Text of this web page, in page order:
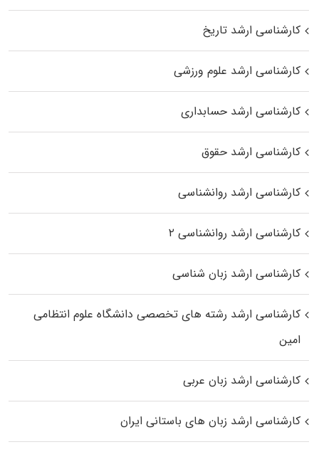
کارشناسی ارشد تاریخ
کارشناسی ارشد علوم ورزشی
کارشناسی ارشد حسابداری
کارشناسی ارشد حقوق
کارشناسی ارشد روانشناسی
کارشناسی ارشد روانشناسی ۲
کارشناسی ارشد زبان شناسی
کارشناسی ارشد رﺷﺘﻪ ﻫﺎی تخصصی داﻧﺸﮕﺎه ﻋﻠﻮم انتظامی
اﻣﻴﻦ
کارشناسی ارشد زبان عربی
کارشناسی ارشد زبان‌ های باستانی ایران